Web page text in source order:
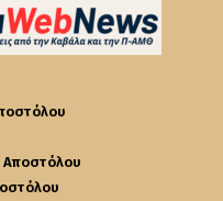
Αποστόλου